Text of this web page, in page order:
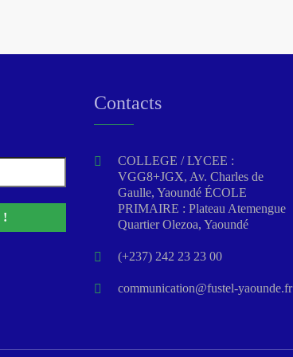
Contacts
COLLEGE / LYCEE :
VGG8+JGX, Av. Charles de
Gaulle, Yaoundé ÉCOLE
PRIMAIRE : Plateau Atemengue
Quartier Olezoa, Yaoundé
(+237) 242 23 23 00
communication@fustel-yaounde.fr